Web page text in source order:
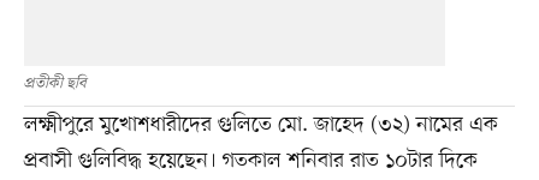
প্রতীকী ছবি
লক্ষ্মীপুরে মুখোশধারীদের গুলিতে মো. জাহেদ (৩২) নামের এক
প্রবাসী গুলিবিদ্ধ হয়েছেন। গতকাল শনিবার রাত ১০টার দিকে